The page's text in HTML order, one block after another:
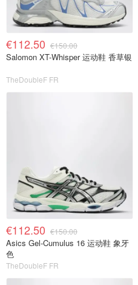
€112.50 €150.00
Salomon XT-Whisper 运动鞋 香草银
TheDoubleF FR
€112.50 €150.00
Asics Gel-Cumulus 16 运动鞋 象牙
色
TheDoubleF FR